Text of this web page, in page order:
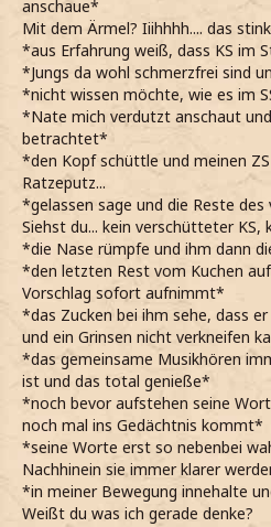
anschaue*
Mit dem Ärmel? Iiihhhh.... das
*aus Erfahrung weiß, dass KS im
*Jungs da wohl schmerzfrei sind
*nicht wissen möchte, wie es im
*Nate mich verdutzt anschaut
betrachtet*
*den Kopf schüttle und meinen
Ratzeputz...
*gelassen sage und die Reste
Siehst du... kein verschütteter KS,
*die Nase rümpfe und ihm dann
*den letzten Rest vom Kuchen
Vorschlag sofort aufnimmt*
*das Zucken bei ihm sehe, dass
und ein Grinsen nicht verkneifen
*das gemeinsame Musikhören
ist und das total genieße*
*noch bevor aufstehen seine
noch mal ins Gedächtnis kommt*
*seine Worte erst so nebenbei
Nachhinein sie immer klarer
*in meiner Bewegung innehalte
Weißt du was ich gerade denke?